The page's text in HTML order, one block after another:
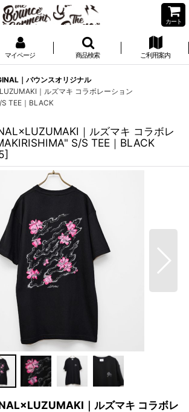
カート
マイページ 商品検索 ご利用案内
｜バウンスオリジナル
｜ルズマキ コラボレーション
TEE｜BLACK
｜ルズマキ コラボレ
S/S TEE｜BLACK
]
｜ルズマキ コラボレ